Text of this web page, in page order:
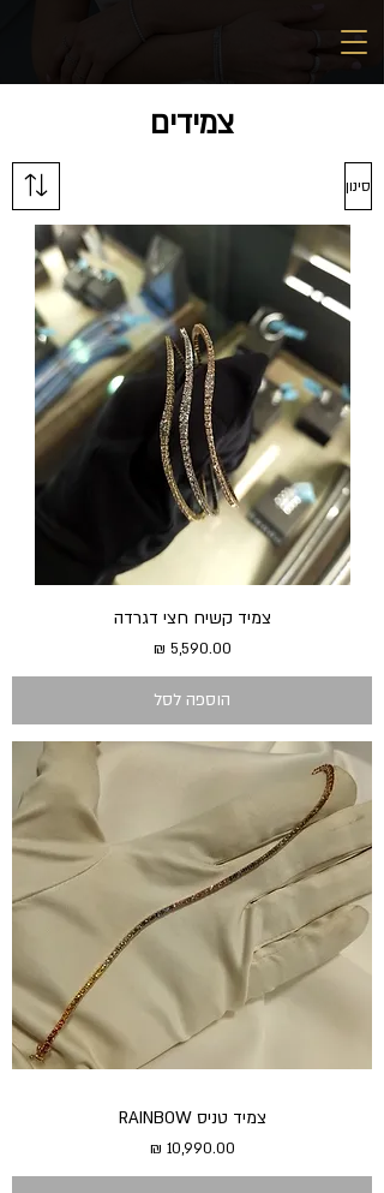
צמידים
סינון
צמיד קשיח חצי דגרדה
מחיר
הוספה לסל
צמיד טניס RAINBOW
מחיר